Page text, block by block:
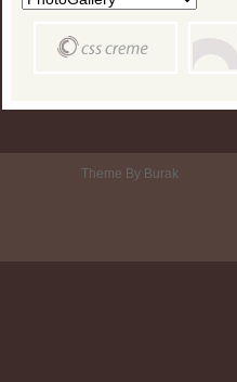
Theme By Burak